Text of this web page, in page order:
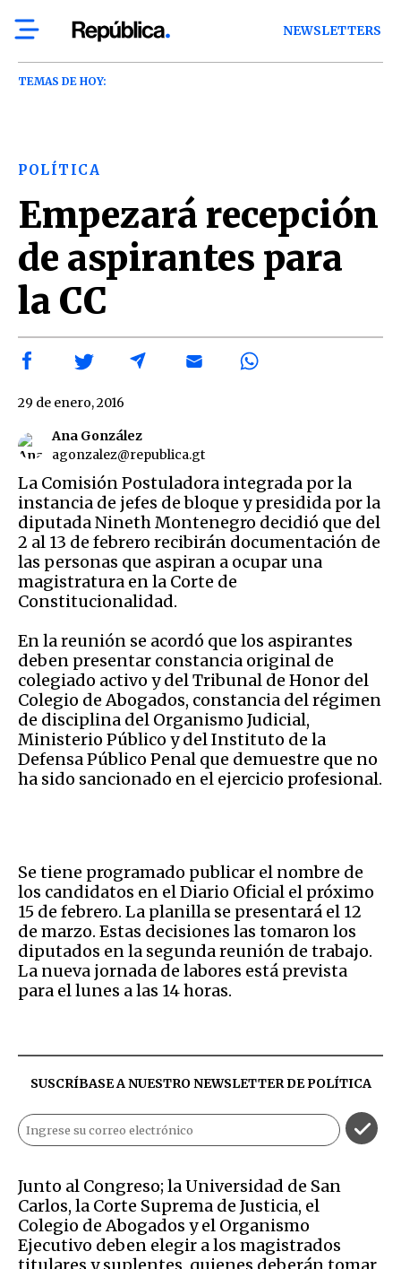
NEWSLETTERS
TEMAS DE HOY:
POLÍTICA
Empezará recepción
de aspirantes para
la CC
Ana González
agonzalez@republica.gt
29 de enero, 2016
La Comisión Postuladora integrada por la
instancia de jefes de bloque y presidida por la
diputada Nineth Montenegro decidió que del
2 al 13 de febrero recibirán documentación de
las personas que aspiran a ocupar una
magistratura en la Corte de
Constitucionalidad.
En la reunión se acordó que los aspirantes
deben presentar constancia original de
colegiado activo y del Tribunal de Honor del
Colegio de Abogados, constancia del régimen
de disciplina del Organismo Judicial,
Ministerio Público y del Instituto de la
Defensa Público Penal que demuestre que no
ha sido sancionado en el ejercicio profesional.
Se tiene programado publicar el nombre de
los candidatos en el Diario Oficial el próximo
15 de febrero. La planilla se presentará el 12
de marzo. Estas decisiones las tomaron los
diputados en la segunda reunión de trabajo.
La nueva jornada de labores está prevista
para el lunes a las 14 horas.
SUSCRÍBASE A NUESTRO NEWSLETTER DEPOLÍTICA
Junto al Congreso; la Universidad de San
Carlos, la Corte Suprema de Justicia, el
Colegio de Abogados y el Organismo
Ejecutivo deben elegir a los magistrados
titulares y suplentes, quienes deberán tomar